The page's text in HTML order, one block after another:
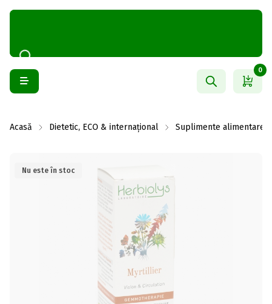
0
Acasă Dietetic, ECO & internațional Suplimente alimentare
Nu este în stoc